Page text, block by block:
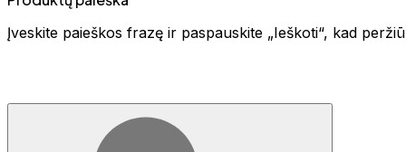
Įveskite paieškos frazę ir paspauskite „Ieškoti“, kad